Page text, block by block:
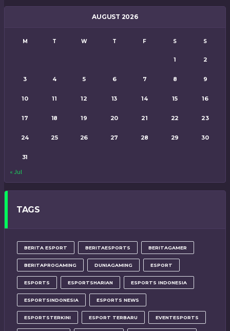
AUGUST 2026
M T W T F S S
1 2
3 4 5 6 7 8 9
10 11 12 13 14 15 16
17 18 19 20 21 22 23
24 25 26 27 28 29 30
31
« Jul
TAGS
BERITA ESPORT BERITAESPORTS BERITAGAMER
BERITAPROGAMING DUNIAGAMING ESPORT
ESPORTS ESPORTSHARIAN ESPORTS INDONESIA
ESPORTSINDONESIA ESPORTS NEWS
ESPORTSTERKINI ESPORT TERBARU EVENTESPORTS